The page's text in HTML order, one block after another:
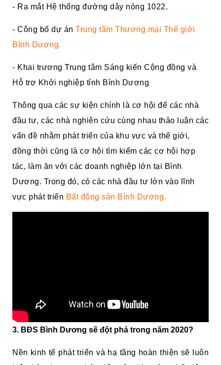
- Ra mắt Hệ thống đường dây nóng 1022.
- Công bố dự án Trung tâm Thương mại Thế giới
Bình Dương.
- Khai trương Trung tâm Sáng kiến Cộng đồng và
Hỗ trợ Khởi nghiệp tỉnh Bình Dương
Thông qua các sự kiện chính là cơ hội để các nhà
đầu tư, các nhà nghiên cứu cùng nhau thảo luận các
vấn đề nhằm phát triển của khu vực và thế giới,
đồng thời cũng là cơ hội tìm kiếm các cơ hội hợp
tác, làm ăn với các doanh nghiệp lớn tại Bình
Dương. Trong đó, có các nhà đầu tư lớn vào lĩnh
vực phát triển Bất động sản Bình Dương.
3. BĐS Bình Dương sẽ đột phá trong năm 2020?
Nền kinh tế phát triển và hạ tầng hoàn thiện sẽ luôn